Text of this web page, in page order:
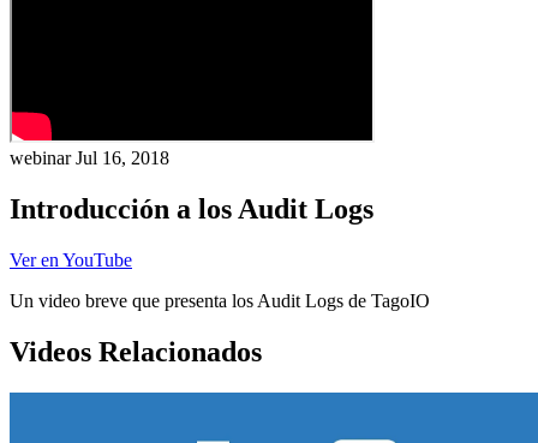
webinarJul 16, 2018
Introducción a los Audit Logs
Ver en YouTube
Un video breve que presenta los Audit Logs de TagoIO
Videos Relacionados